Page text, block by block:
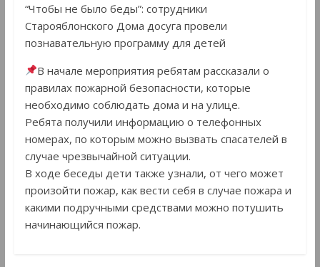
“Чтобы не было беды”: сотрудники
Старояблонского Дома досуга провели
познавательную программу для детей
В начале мероприятия ребятам рассказали о
правилах пожарной безопасности, которые
необходимо соблюдать дома и на улице.
Ребята получили информацию о телефонных
номерах, по которым можно вызвать спасателей в
случае чрезвычайной ситуации.
В ходе беседы дети также узнали, от чего может
произойти пожар, как вести себя в случае пожара и
какими подручными средствами можно потушить
начинающийся пожар.